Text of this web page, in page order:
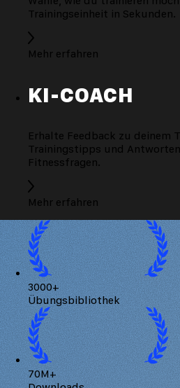
Trainingseinheit in Sekunden.
Mehr erfahren
KI-COACH
Erhalte Feedback zu deinem
Trainingstipps und
Fitnessfragen.
Mehr erfahren
3000+
Übungsbibliothek
70M+